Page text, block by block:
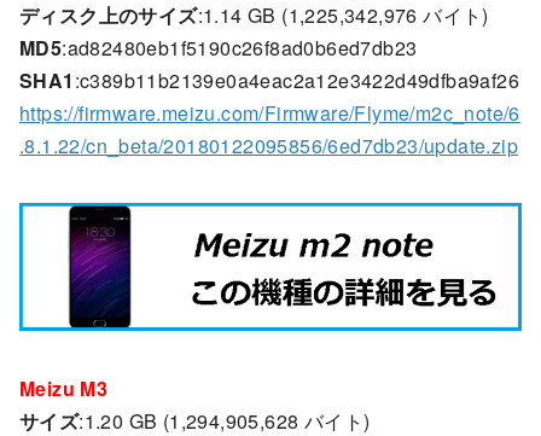
ディスク上のサイズ:1.14 GB (1,225,342,976 バイト)
MD5:ad82480eb1f5190c26f8ad0b6ed7db23
SHA1 :c389b11b2139e0a4eac2a12e3422d49dfba9af26
https://firmware.meizu.com/Firmware/Flyme/m2c_note/6
.8.1.22/cn_beta/20180122095856/6ed7db23/update.zip
Meizu M3
サイズ:1.20 GB (1,294,905,628 バイト)